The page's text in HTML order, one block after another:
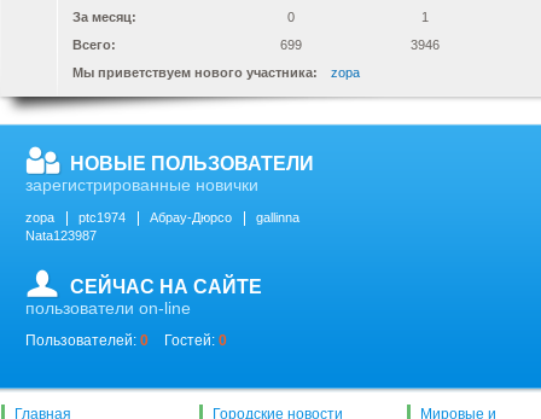
За месяц:
0
1
Всего:
699
3946
Мы приветствуем нового участника:
zopa
НОВЫЕ ПОЛЬЗОВАТЕЛИ
зарегистрированные новички
zopa ptc1974 Абрау-Дюрсо
gallinna
Nata123987
СЕЙЧАС НА САЙТЕ
пользователи on-line
Пользователей: 0 Гостей: 0
Главная Городские новости
Мировые и